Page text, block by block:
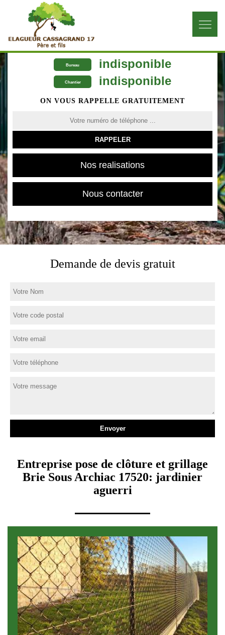
Bureau indisponible
Chantier indisponible
ON VOUS RAPPELLE GRATUITEMENT
Nos realisations
Nous contacter
Demande de devis gratuit
Entreprise pose de clôture et grillage
Brie Sous Archiac 17520: jardinier
aguerri